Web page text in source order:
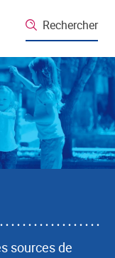
Rechercher
sources de